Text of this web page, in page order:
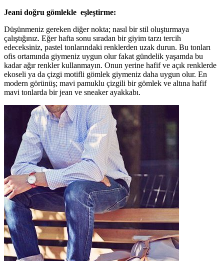
Jeani doğru gömlekle eşleştirme:
Düşünmeniz gereken diğer nokta; nasıl bir stil oluşturmaya
çalıştığınız. Eğer hafta sonu sıradan bir giyim tarzı tercih
edeceksiniz, pastel tonlarındaki renklerden uzak durun. Bu tonları
ofis ortamında giymeniz uygun olur fakat gündelik yaşamda bu
kadar ağır renkler kullanmayın. Onun yerine hafif ve açık renklerde
ekoseli ya da çizgi motifli gömlek giymeniz daha uygun olur. En
modern görünüş; mavi pamuklu çizgili bir gömlek ve altına hafif
mavi tonlarda bir jean ve sneaker ayakkabı.